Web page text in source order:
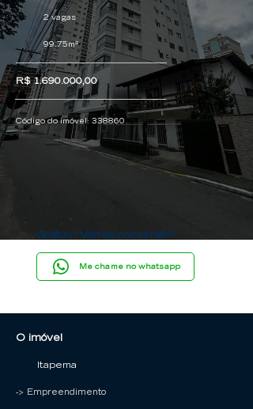
2 vagas
99.75m²
R$1.690.000,00
Código do imóvel: 338860
Gostou? Vamos conversar?
Me chame no whatsapp
O imóvel
Itapema
-> Empreendimento